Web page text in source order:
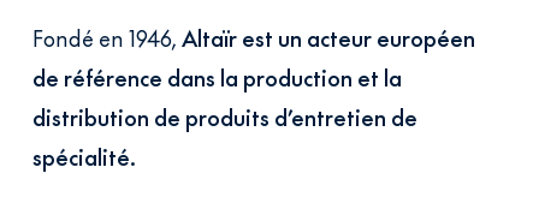
Fondé en 1946,Altaïr est un acteur européen
de référence dans la production et la
distribution de produits d’entretien de
spécialité.